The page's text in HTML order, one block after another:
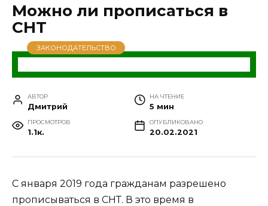
Можно ли прописаться в
СНТ
ЗАКОНОДАТЕЛЬСТВО
АВТОР
Дмитрий
НА ЧТЕНИЕ
5 мин
ПРОСМОТРОВ
1.1к.
ОПУБЛИКОВАНО
20.02.2021
С января 2019 года гражданам разрешено
прописываться в СНТ. В это время в